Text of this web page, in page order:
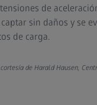
de
sin daños y se
de carga.​
de Harald Hausen,